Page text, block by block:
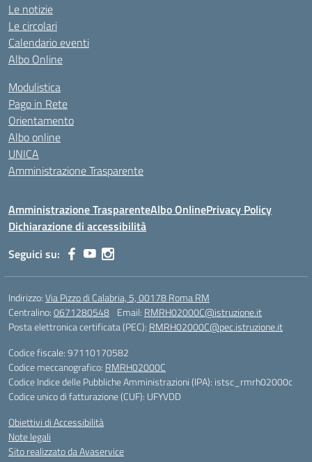
Le notizie
Le circolari
Calendario eventi
Albo Online
Modulistica
Pago in Rete
Orientamento
Albo online
UNICA
Amministrazione Trasparente
Amministrazione TrasparenteAlbo OnlinePrivacy Policy
Dichiarazione di accessibilità
Seguici su:
Indirizzo:Via Pizzo di Calabria, 5, 00178 Roma RM
Centralino:0671280548 Email: RMRH02000C@istruzione.it
Posta elettronica certificata (PEC): RMRH02000C@pec.istruzione.it
Codice fiscale: 97110170582
Codice meccanografico: RMRH02000C
Codice Indice delle Pubbliche Amministrazioni (IPA): istsc_rmrh02000c
Codice unico di fatturazione (CUF): UFYVDD
Obiettivi di Accessibilità
Note legali
Sito realizzato da Avaservice